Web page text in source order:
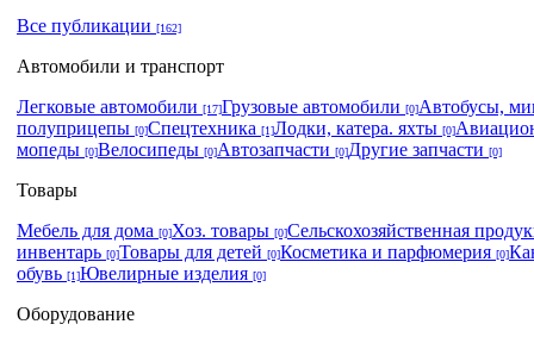
Все публикации [162]
Автомобили и транспорт
Легковые автомобили [17]Грузовые автомобили [0]Автобусы,
полуприцепы [0]Спецтехника [1]Лодки, катера. яхты [0]
мопеды [0]Велосипеды [0]Автозапчасти [0]Другие запчасти [0]
Товары
Мебель для дома [0]Хоз. товары [0]Сельскохозяйственная
инвентарь [0]Товары для детей [0]Косметика и парфюмерия [0]
обувь [1]Ювелирные изделия [0]
Оборудование